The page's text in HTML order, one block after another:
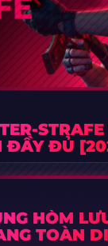
ĐẦY ĐỦ
HÒM
TOÀN